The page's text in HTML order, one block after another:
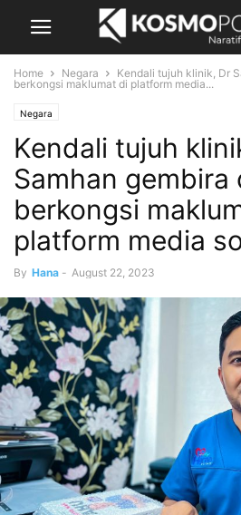
Home Negara
Kendali tujuh klinik, Dr
berkongsi maklumat di platform media...
Negara
Kendali tujuh
Samhan gembira
berkongsi
platform media
By Hana - August 22, 2023